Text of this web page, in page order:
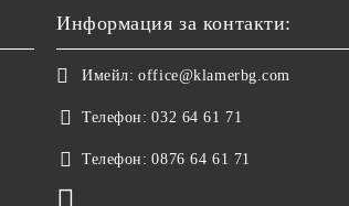
Информация за контакти:
Имейл: office@klamerbg.com
Телефон: 032 64 61 71
Телефон: 0876 64 61 71